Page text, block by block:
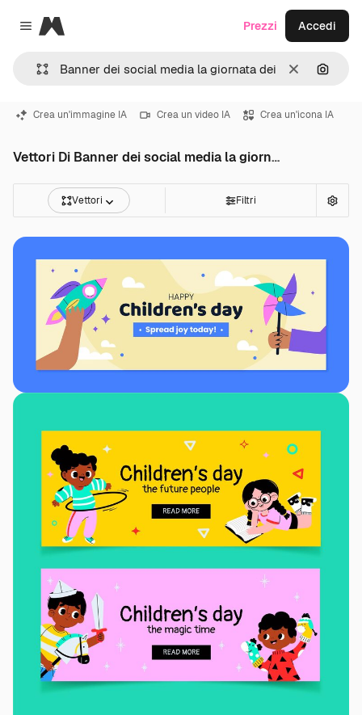
Close menu
Magnific
CancellaCerca
Prezzi Accedi
Crea un'immagine IA Crea un video IA Crea un'icona IA
Vettori Di Banner dei social media la giornata dei bambini
Vettori Filtri